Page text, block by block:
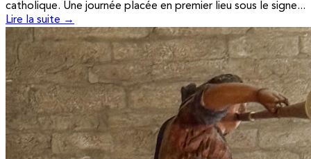
catholique. Une journée placée en premier lieu sous le signe...
Lire la suite →